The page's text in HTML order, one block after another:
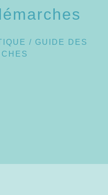
/ GUIDE DES